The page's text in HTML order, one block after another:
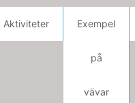
Aktiviteter Exempel
på
vävar